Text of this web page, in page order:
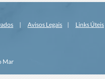
| Avisos Legais | Links Úteis
Mar